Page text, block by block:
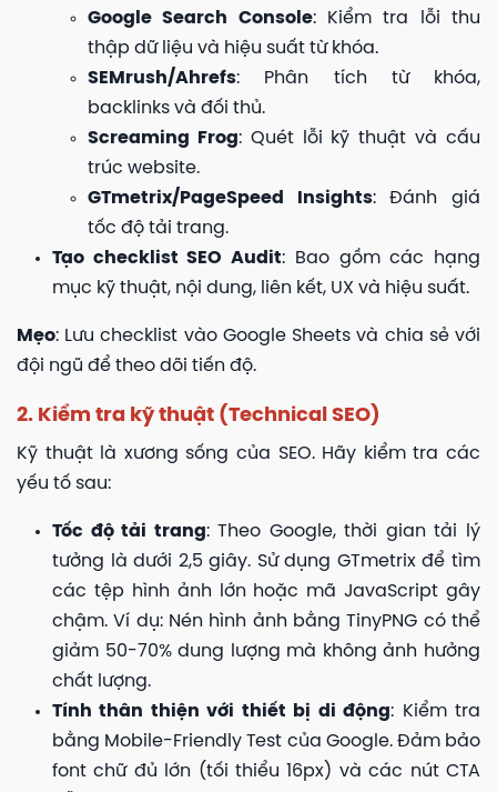
Google Search Console: Kiểm tra lỗi thu
thập dữ liệu và hiệu suất từ khóa.
SEMrush/Ahrefs: Phân tích từ khóa,
backlinks và đối thủ.
Screaming Frog: Quét lỗi kỹ thuật và cấu
trúc website.
GTmetrix/PageSpeed Insights: Đánh giá
tốc độ tải trang.
Tạo checklist SEO Audit: Bao gồm các hạng
mục kỹ thuật, nội dung, liên kết, UX và hiệu suất.
Mẹo: Lưu checklist vào Google Sheets và chia sẻ với
đội ngũ để theo dõi tiến độ.
2. Kiểm tra kỹ thuật (Technical SEO)
Kỹ thuật là xương sống của SEO. Hãy kiểm tra các
yếu tố sau:
Tốc độ tải trang: Theo Google, thời gian tải lý
tưởng là dưới 2,5 giây. Sử dụng GTmetrix để tìm
các tệp hình ảnh lớn hoặc mã JavaScript gây
chậm. Ví dụ: Nén hình ảnh bằng TinyPNG có thể
giảm 50-70% dung lượng mà không ảnh hưởng
chất lượng.
Tính thân thiện với thiết bị di động: Kiểm tra
bằng Mobile-Friendly Test của Google. Đảm bảo
font chữ đủ lớn (tối thiểu 16px) và các nút CTA